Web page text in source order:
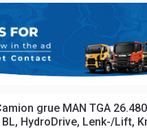
grue MAN TGA
BL, HydroDrive, Lenk-/Lift,